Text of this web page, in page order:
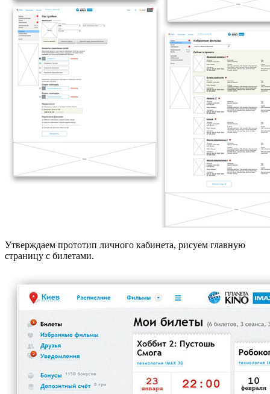
Утверждаем прототип личного кабинета, рисуем главную
страницу с билетами.